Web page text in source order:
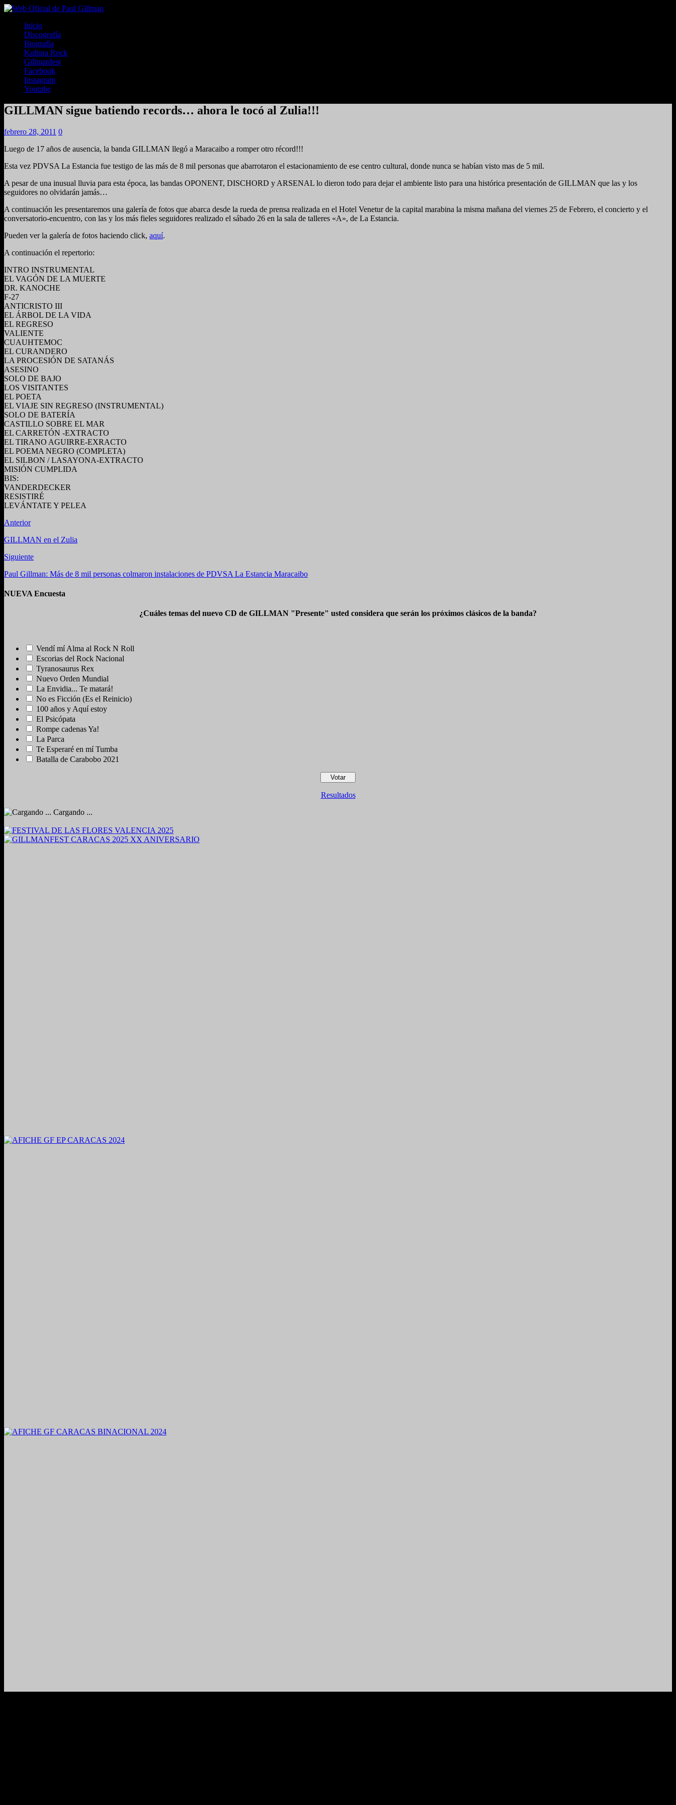
Inicio
Discografía
Biografía
Kultura Rock
Gillmanfest
Facebook
Instagram
Youtube
GILLMAN sigue batiendo records… ahora le tocó al Zulia!!!
febrero 28, 2011 0
Luego de 17 años de ausencia, la banda GILLMAN llegó a Maracaibo a romper otro récord!!!
Esta vez PDVSA La Estancia fue testigo de las más de 8 mil personas que abarrotaron el estacionamiento de ese centro cultural, donde nunca se habían visto mas de 5 mil.
A pesar de una inusual lluvia para esta época, las bandas OPONENT, DISCHORD y ARSENAL lo dieron todo para dejar el ambiente listo para una histórica presentación de GILLMAN que las y los
seguidores no olvidarán jamás…
A continuación les presentaremos una galería de fotos que abarca desde la rueda de prensa realizada en el Hotel Venetur de la capital marabina la misma mañana del viernes 25 de Febrero, el concierto y el
conversatorio-encuentro, con las y los más fieles seguidores realizado el sábado 26 en la sala de talleres «A», de La Estancia.
Pueden ver la galería de fotos haciendo click, aquí.
A continuación el repertorio:
INTRO INSTRUMENTAL
EL VAGÓN DE LA MUERTE
DR. KANOCHE
F-27
ANTICRISTO III
EL ÁRBOL DE LA VIDA
EL REGRESO
VALIENTE
CUAUHTEMOC
EL CURANDERO
LA PROCESIÓN DE SATANÁS
ASESINO
SOLO DE BAJO
LOS VISITANTES
EL POETA
EL VIAJE SIN REGRESO (INSTRUMENTAL)
SOLO DE BATERÍA
CASTILLO SOBRE EL MAR
EL CARRETÓN -EXTRACTO
EL TIRANO AGUIRRE-EXRACTO
EL POEMA NEGRO (COMPLETA)
EL SILBON / LASAYONA-EXTRACTO
MISIÓN CUMPLIDA
BIS:
VANDERDECKER
RESISTIRÉ
LEVÁNTATE Y PELEA
Anterior
GILLMAN en el Zulia
Siguiente
Paul Gillman: Más de 8 mil personas colmaron instalaciones de PDVSA La Estancia Maracaibo
NUEVA Encuesta
¿Cuáles temas del nuevo CD de GILLMAN "Presente" usted considera que serán los próximos clásicos de la banda?
Vendí mí Alma al Rock N Roll
Escorias del Rock Nacional
Tyranosaurus Rex
Nuevo Orden Mundial
La Envidia... Te matará!
No es Ficción (Es el Reinicio)
100 años y Aquí estoy
El Psicópata
Rompe cadenas Ya!
La Parca
Te Esperaré en mí Tumba
Batalla de Carabobo 2021
Resultados
Cargando ...